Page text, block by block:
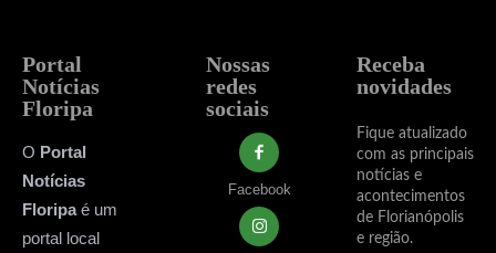
Portal
Notícias
Floripa
O Portal
Notícias
Floripaé um
portal local
Nossas
redes
sociais
Facebook
Receba
novidades
Fique atualizado
com as principais
notícias e
acontecimentos
de Florianópolis
e região.